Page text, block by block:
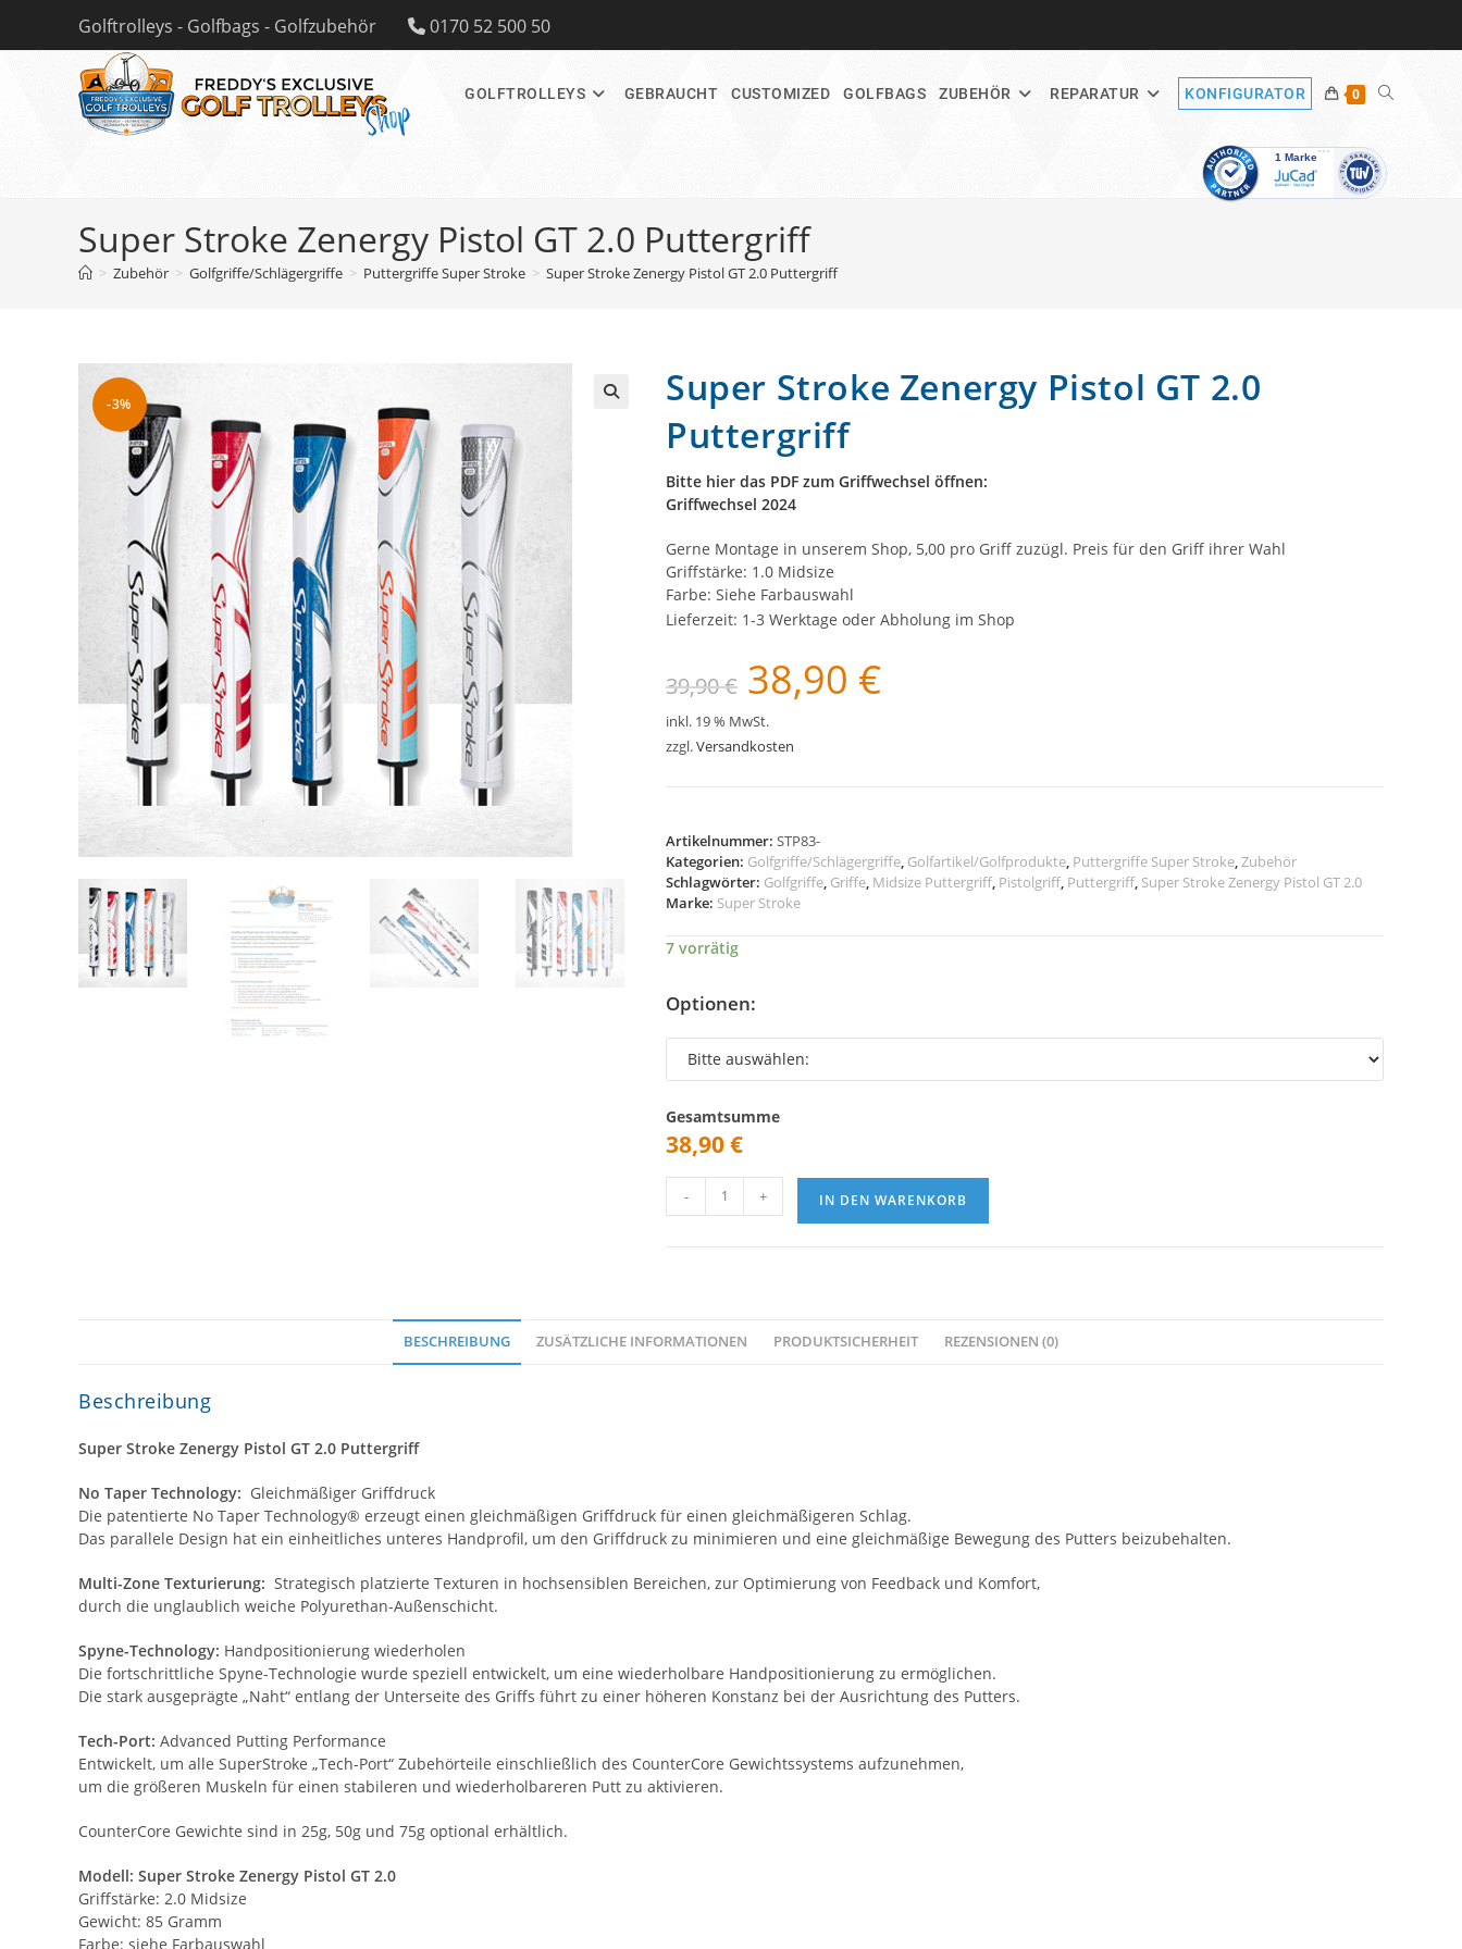
springen
Golftrolleys - Golfbags - Golfzubehör 0170 52 500 50
GOLFTROLLEYS GEBRAUCHT CUSTOMIZED GOLFBAGS ZUBEHÖR REPARATUR KONFIGURATOR 0 WEBSITE-
SUCHE
Super Stroke Zenergy Pistol GT 2.0 Puttergriff
> Zubehör > Golfgriffe/Schlägergriffe > Puttergriffe Super Stroke > Super Stroke Zenergy Pistol GT 2.0 Puttergriff
-3%
Super Stroke Zenergy Pistol GT 2.0
Puttergriff
Bitte hier das PDF zum Griffwechsel öffnen:
Griffwechsel 2024
Gerne Montage in unserem Shop, 5,00 pro Griff zuzügl. Preis für den Griff ihrer Wahl
Griffstärke: 1.0 Midsize
Farbe: Siehe Farbauswahl
Lieferzeit: 1-3 Werktage oder Abholung im Shop
39,90€
Ursprünglicher
Preis
war:
39,90 €
38,90 €Aktueller
inkl. 19 % MwSt.
zzgl.Versandkosten
Artikelnummer: STP83-
Kategorien: Golfgriffe/Schlägergriffe, Golfartikel/Golfprodukte, Puttergriffe Super Stroke,Zubehör
Schlagwörter: Golfgriffe, Griffe, Midsize Puttergriff, Pistolgriff, Puttergriff, Super Stroke Zenergy Pistol GT 2.0
Marke: Super Stroke
7 vorrätig
Optionen:
Gesamtsumme
38,90€
Menge
- + IN DEN WARENKORB
BESCHREIBUNG ZUSÄTZLICHE INFORMATIONEN PRODUKTSICHERHEIT REZENSIONEN (0)
Beschreibung
Super Stroke Zenergy Pistol GT 2.0 Puttergriff
No Taper Technology: Gleichmäßiger Griffdruck
Die patentierte No Taper Technology® erzeugt einen gleichmäßigen Griffdruck für einen gleichmäßigeren Schlag.
Das parallele Design hat ein einheitliches unteres Handprofil, um den Griffdruck zu minimieren und eine gleichmäßige Bewegung des Putters beizubehalten.
Multi-Zone Texturierung: Strategisch platzierte Texturen in hochsensiblen Bereichen, zur Optimierung von Feedback und Komfort,
durch die unglaublich weiche Polyurethan-Außenschicht.
Spyne-Technology: Handpositionierung wiederholen
Die fortschrittliche Spyne-Technologie wurde speziell entwickelt, um eine wiederholbare Handpositionierung zu ermöglichen.
Die stark ausgeprägte „Naht“ entlang der Unterseite des Griffs führt zu einer höheren Konstanz bei der Ausrichtung des Putters.
Tech-Port: Advanced Putting Performance
Entwickelt, um alle SuperStroke „Tech-Port“ Zubehörteile einschließlich des CounterCore Gewichtssystems aufzunehmen,
um die größeren Muskeln für einen stabileren und wiederholbareren Putt zu aktivieren.
CounterCore Gewichte sind in 25g, 50g und 75g optional erhältlich.
Modell: Super Stroke Zenergy Pistol GT 2.0
Griffstärke: 2.0 Midsize
Gewicht: 85 Gramm
Farbe: siehe Farbauswahl